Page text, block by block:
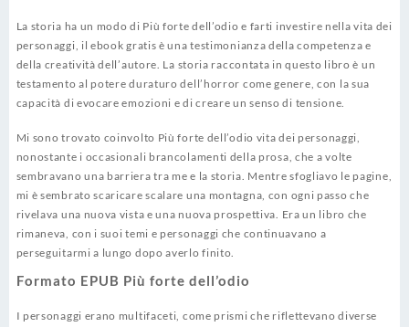
La storia ha un modo di Più forte dell’odio e farti investire nella vita dei
personaggi, il ebook gratis è una testimonianza della competenza e
della creatività dell’autore. La storia raccontata in questo libro è un
testamento al potere duraturo dell’horror come genere, con la sua
capacità di evocare emozioni e di creare un senso di tensione.
Mi sono trovato coinvolto Più forte dell’odio vita dei personaggi,
nonostante i occasionali brancolamenti della prosa, che a volte
sembravano una barriera tra me e la storia. Mentre sfogliavo le pagine,
mi è sembrato scaricare scalare una montagna, con ogni passo che
rivelava una nuova vista e una nuova prospettiva. Era un libro che
rimaneva, con i suoi temi e personaggi che continuavano a
perseguitarmi a lungo dopo averlo finito.
Formato EPUB Più forte dell’odio
I personaggi erano multifaceti, come prismi che riflettevano diverse